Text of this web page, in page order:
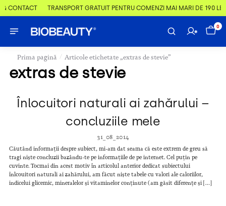
CONTACT TRANSPORT GRATUIT PENTRU COMENZI MAI MARI DE 190 LEI
0
Prima pagină / Articole etichetate „extras de stevie”
extras de stevie
Înlocuitori naturali ai zahărului –
concluziile mele
31_08_2014
Căutând informații despre subiect, mi-am dat seama că este extrem de greu să
tragi niște concluzii bazându-te pe informațiile de pe internet. Cel puțin pe
cuvinte. Tocmai din acest motiv în articolul anterior dedicat subiectului
înlcouitori naturali ai zahărului, am făcut niște tabele cu valori ale caloriilor,
indicelui glicemic, mineralelor și vitaminelor conținute (am găsit diferențe și […]